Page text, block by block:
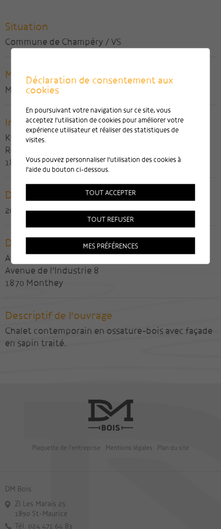
Situation
Commune de Champéry / VS
Maître de l'ouvrage
Mme et M. Wermeille
Ingénieur civil
Kurmann et Cretton SA
Route de Clos-Donroux 1
1870 Monthey
Date de réalisation
2016
Direction des travaux
Atelier d'architecture GayMenzel Sàrl
Avenue de l'Industrie 8
1870 Monthey
Descriptif de l'ouvrage
Chalet contemporain en ossature-bois avec façade
en sapin traité.
Plaquette de l'entreprise Mentions légales Plan du site
DM Bois
ZI Les Marais 25
1890 St-Maurice
Tél. 024 471 64 83
Déclaration de consentement aux
cookies
En poursuivant votre navigation sur ce site, vous
acceptez l'utilisation de cookies pour améliorer votre
expérience utilisateur et réaliser des statistiques de
visites.
Vous pouvez personnaliser l'utilisation des cookies à
l'aide du bouton ci-dessous.
TOUT ACCEPTER
TOUT REFUSER
MES PRÉFÉRENCES